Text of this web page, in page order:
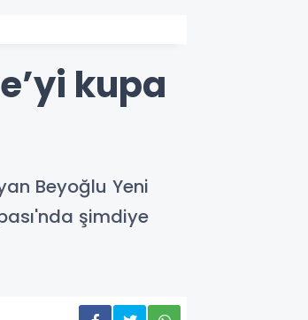
kupa
Beyoğlu Yeni
şimdiye